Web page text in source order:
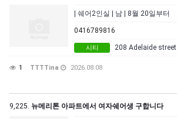
| 쉐어2인실 | 남 | 8월 20일부터
0416789816
시티 208 Adelaide street
1 TTTTina 2026.08.08
9,225. 뉴메리톤 아파트에서 여자쉐어생 구합니다